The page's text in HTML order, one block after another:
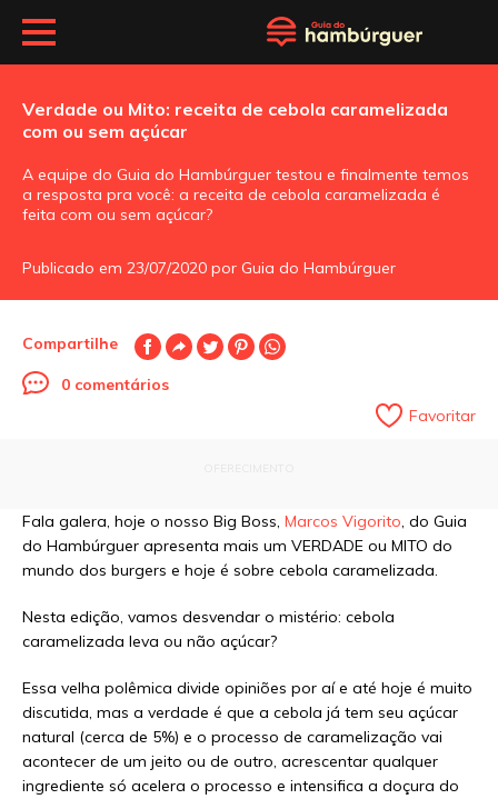
Verdade ou Mito: receita de cebola caramelizada
com ou sem açúcar
A equipe do Guia do Hambúrguer testou e finalmente temos
a resposta pra você: a receita de cebola caramelizada é
feita com ou sem açúcar?
Publicado em 23/07/2020 por Guia do Hambúrguer
Compartilhe
0 comentários
Favoritar
Fala galera, hoje o nosso Big Boss, Marcos Vigorito, do Guia
do Hambúrguer apresenta mais um VERDADE ou MITO do
mundo dos burgers e hoje é sobre cebola caramelizada.
Nesta edição, vamos desvendar o mistério: cebola
caramelizada leva ou não açúcar?
Essa velha polêmica divide opiniões por aí e até hoje é muito
discutida, mas a verdade é que a cebola já tem seu açúcar
natural (cerca de 5%) e o processo de caramelização vai
acontecer de um jeito ou de outro, acrescentar qualquer
ingrediente só acelera o processo e intensifica a doçura do